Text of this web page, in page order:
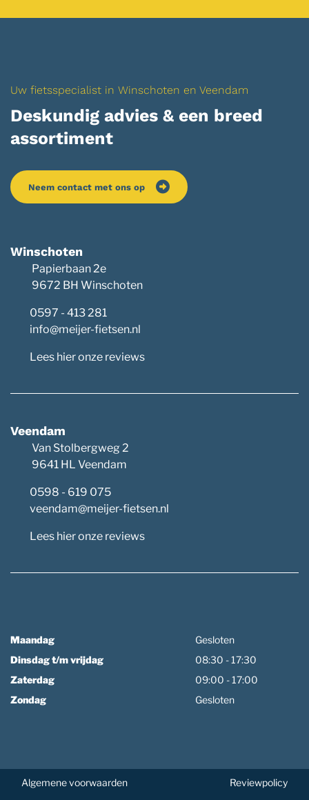
Uw fietsspecialist in Winschoten en Veendam
Deskundig advies & een breed
assortiment
Neem contact met ons op
Winschoten
Papierbaan 2e
9672 BH Winschoten
0597 - 413 281
info@meijer-fietsen.nl
Lees hier onze reviews
Veendam
Van Stolbergweg 2
9641 HL Veendam
0598 - 619 075
veendam@meijer-fietsen.nl
Lees hier onze reviews
Maandag
Gesloten
Dinsdag t/m vrijdag
08:30 - 17:30
Zaterdag
09:00 - 17:00
Zondag
Gesloten
Algemene voorwaarden Reviewpolicy